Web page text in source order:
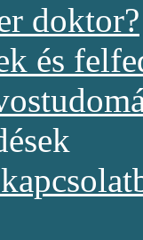
doktor?
és